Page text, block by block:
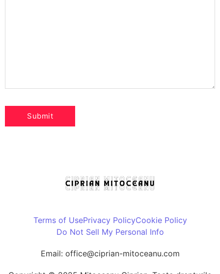
Terms of UsePrivacy PolicyCookie Policy
Do Not Sell My Personal Info
Email: office@ciprian-mitoceanu.com